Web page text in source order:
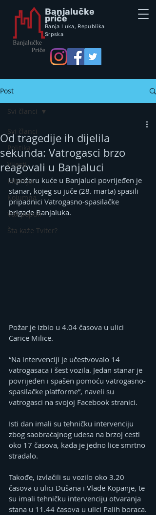
Banjalučke
priče
Banja Luka, Republika
Srpska
Post
Svi članci
Politika
Vijesti
Intervju
Kolumna
Vox populi
Šta kaže Tviter?
Svi članci
Od tragedije ih dijelila
sekunda: Vatrogasci brzo
reagovali u Banjaluci
U požaru kuće u Banjaluci povrijeđen je
stanar, kojeg su juče (28. marta) spasili
pripadnici Vatrogasno-spasilačke
brigade Banjaluka.
Požar je izbio u 4.04 časova u ulici
Carice Milice.
“Na intervenciji je učestvovalo 14
vatrogasaca i šest vozila. Jedan stanar je
povrijeđen i spašen pomoću vatrogasno-
spasilačke platforme”, naveli su
vatrogasci na svojoj Facebook stranici.
Isti dan imali su tehničku intervenciju
zbog saobraćajnog udesa na brzoj cesti
oko 17 časova, kada je jedno lice smrtno
stradalo.
Takođe, izvlačili su vozilo oko 3.20
časova u ulici Dušana i Vlade Kopanje, te
su imali tehničku intervenciju otvaranja
stana u 11.44 časova u ulici Palih boraca.